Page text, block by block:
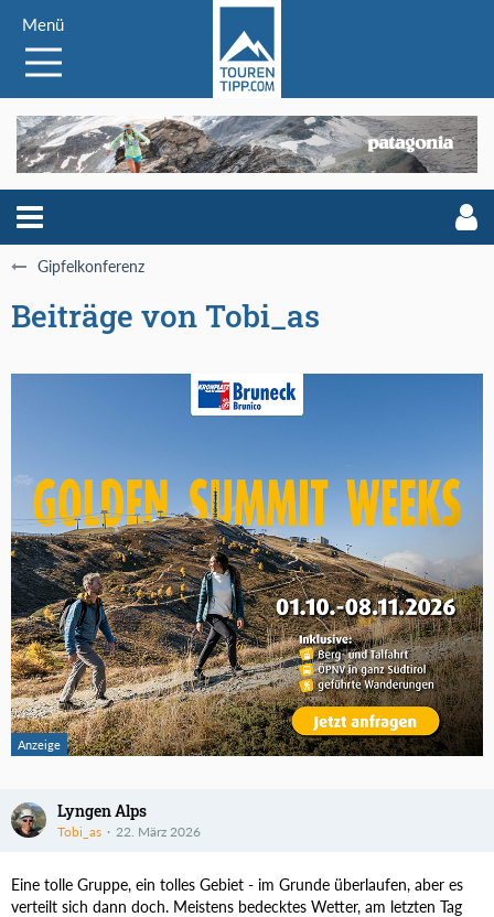
Menü
Gipfelkonferenz
Beiträge von Tobi_as
Lyngen Alps
Tobi_as 22. März 2026
Eine tolle Gruppe, ein tolles Gebiet - im Grunde überlaufen, aber es
verteilt sich dann doch. Meistens bedecktes Wetter, am letzten Tag